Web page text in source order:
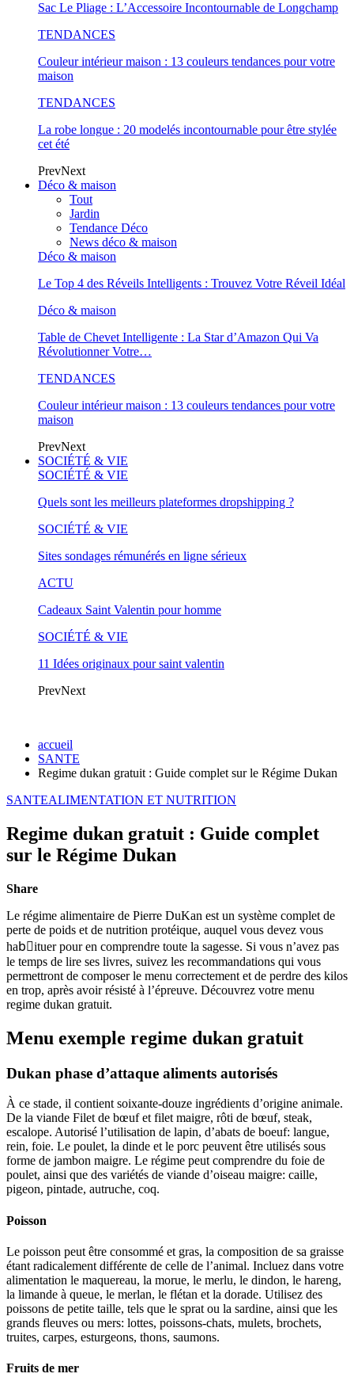
Sac Le Pliage : L’Accessoire Incontournable de Longchamp
TENDANCES
Couleur intérieur maison : 13 couleurs tendances pour votre
maison
TENDANCES
La robe longue : 20 modelés incontournable pour être stylée
cet été
PrevNext
Déco & maison
Tout
Jardin
Tendance Déco
News déco & maison
Déco & maison
Le Top 4 des Réveils Intelligents : Trouvez Votre Réveil Idéal
Déco & maison
Table de Chevet Intelligente : La Star d’Amazon Qui Va
Révolutionner Votre…
TENDANCES
Couleur intérieur maison : 13 couleurs tendances pour votre
maison
PrevNext
SOCIÉTÉ & VIE
SOCIÉTÉ & VIE
Quels sont les meilleurs plateformes dropshipping ?
SOCIÉTÉ & VIE
Sites sondages rémunérés en ligne sérieux
ACTU
Cadeaux Saint Valentin pour homme
SOCIÉTÉ & VIE
11 Idées originaux pour saint valentin
PrevNext
accueil
SANTE
Regime dukan gratuit : Guide complet sur le Régime Dukan
SANTEALIMENTATION ET NUTRITION
Regime dukan gratuit : Guide complet
sur le Régime Dukan
Share
Le régime alimentaire de Pierre DuKan est un système complet de
perte de poids et de nutrition protéique, auquel vous devez vous
habَituer pour en comprendre toute la sagesse. Si vous n’avez pas
le temps de lire ses livres, suivez les recommandations qui vous
permettront de composer le menu correctement et de perdre des kilos
en trop, après avoir résisté à l’épreuve. Découvrez votre menu
regime dukan gratuit.
Menu exemple regime dukan gratuit
Dukan phase d’attaque aliments autorisés
À ce stade, il contient soixante-douze ingrédients d’origine animale.
De la viande Filet de bœuf et filet maigre, rôti de bœuf, steak,
escalope. Autorisé l’utilisation de lapin, d’abats de boeuf: langue,
rein, foie. Le poulet, la dinde et le porc peuvent être utilisés sous
forme de jambon maigre. Le régime peut comprendre du foie de
poulet, ainsi que des variétés de viande d’oiseau maigre: caille,
pigeon, pintade, autruche, coq.
Poisson
Le poisson peut être consommé et gras, la composition de sa graisse
étant radicalement différente de celle de l’animal. Incluez dans votre
alimentation le maquereau, la morue, le merlu, le dindon, le hareng,
la limande à queue, le merlan, le flétan et la dorade. Utilisez des
poissons de petite taille, tels que le sprat ou la sardine, ainsi que les
grands fleuves ou mers: lottes, poissons-chats, mulets, brochets,
truites, carpes, esturgeons, thons, saumons.
Fruits de mer